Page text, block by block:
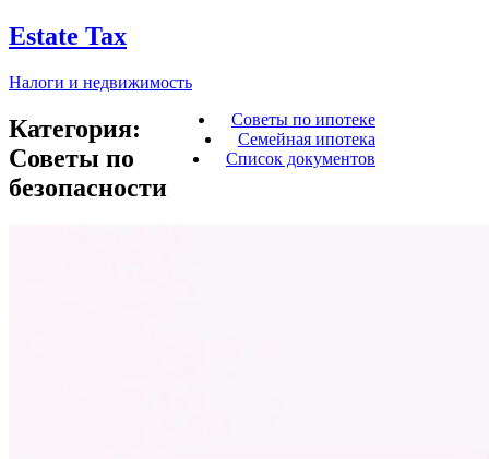
Estate Tax
Налоги и недвижимость
Советы по ипотеке
Семейная ипотека
Список документов
Категория:
Советы по
безопасности